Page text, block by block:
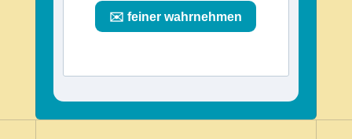
✉️ feiner wahrnehmen